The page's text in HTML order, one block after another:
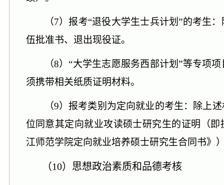
（7）报考“退役大学生士兵计划”的考生
伍批准书、退出现役证。
（8） “大学生志愿服务西部计划”等专项
须携带相关纸质证明材料。
（9） 报考类别为定向就业的考生：除上
位同意其定向就业攻读硕士研究生的证明（
江师范学院定向就业培养硕士研究生合同书》
（10） 思想政治素质和品德考核